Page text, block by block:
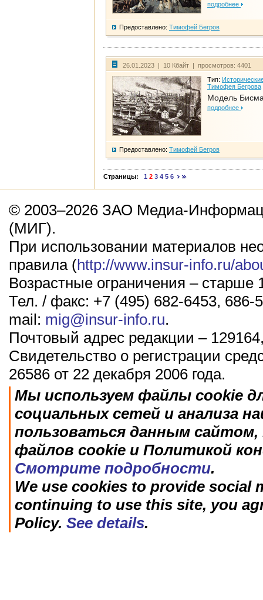
подробнее
Предоставлено: Тимофей Бегров
26.01.2023 | 10 Кбайт | просмотров: 4401
Тип:
Тимофея Бегрова
Модель
подробнее
Предоставлено: Тимофей Бегров
Страницы: 1 2 3 4 5 6
© 2003–2026 ЗАО Медиа-
(МИГ).
При использовании материалов
правила (http://www.insur-info.ru/
Возрастные ограничения – старше
Тел. / факс: +7 (495) 682-6453, 686-
mail: mig@insur-info.ru.
Почтовый адрес редакции –
Свидетельство о регистрации
26586 от 22 декабря 2006 года.
Мы используем файлы cookie
социальных сетей и анализа
пользоваться данным
файлов cookie и Политикой
Смотрите подробности.
We use cookies to provide social
continuing to use this site, you
Policy. See details.